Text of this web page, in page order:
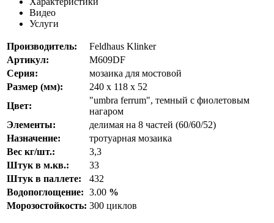
Видео
Услуги
Производитель:
Feldhaus Klinker
Артикул:
M609DF
Серия:
мозаика для мостовой
Размер (мм):
240 x 118 x 52
Цвет:
"umbra ferrum", темный с фиолетовым
нагаром
Элементы:
делимая на 8 частей (60/60/52)
Назначение:
тротуарная мозаика
Вес кг/шт.:
3,3
Штук в м.кв.:
33
Штук в паллете:
432
Водопоглощение: 3.00 %
Морозостойкость: 300 циклов